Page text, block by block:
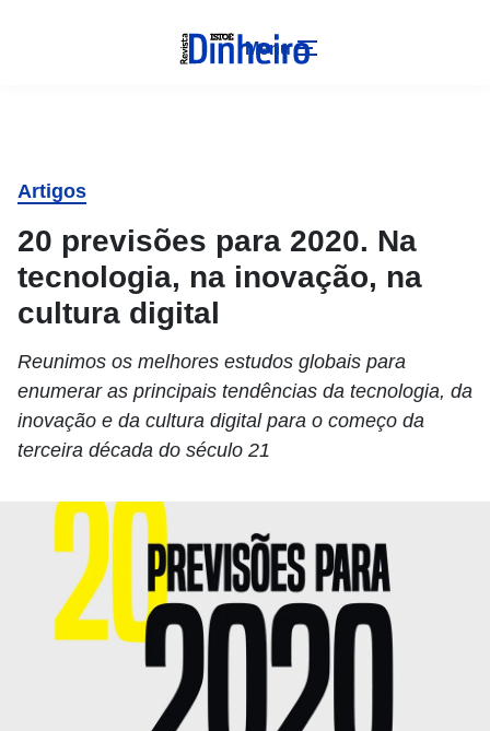
Menu
Artigos
20 previsões para 2020. Na
tecnologia, na inovação, na
cultura digital
Reunimos os melhores estudos globais para
enumerar as principais tendências da tecnologia, da
inovação e da cultura digital para o começo da
terceira década do século 21